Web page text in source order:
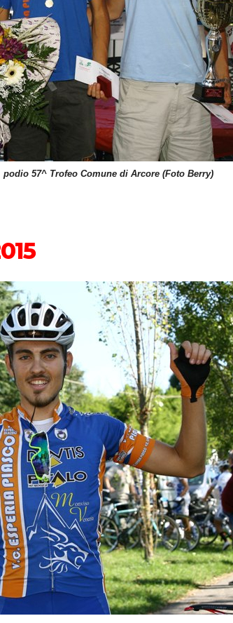
57^ Trofeo Comune di Arcore (Foto Berry)